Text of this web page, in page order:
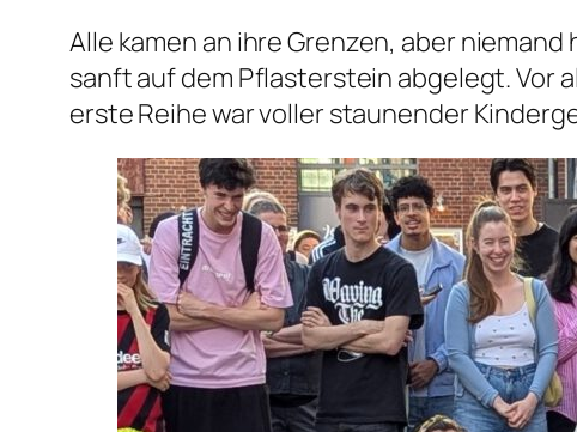
Alle kamen an ihre Grenzen, aber
sanft auf dem Pflasterstein abgelegt. Vor
erste Reihe war voller staunender